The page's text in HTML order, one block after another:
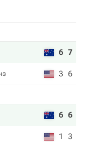
6 7
3 6
6 6
1 3